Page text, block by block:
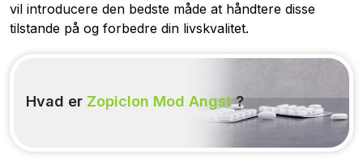
vil introducere den bedste måde at håndtere disse
tilstande på og forbedre din livskvalitet.
Hvad er Zopiclon Mod Angst?